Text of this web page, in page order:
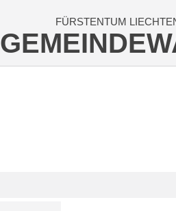
FÜRSTENTUM